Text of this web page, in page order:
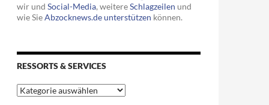
wir und Social-Media, weitereSchlagzeilen und
wie SieAbzocknews.de unterstützen können.
RESSORTS & SERVICES
Ressorts
&